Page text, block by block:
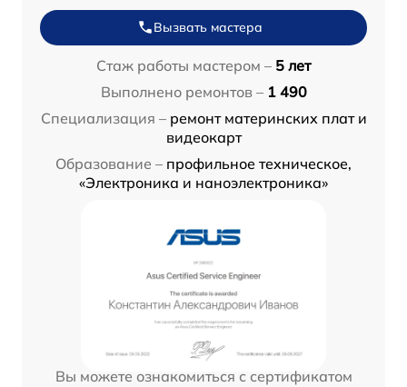
Вызвать мастера
Стаж работы мастером – 5 лет
Выполнено ремонтов – 1 490
Специализация – ремонт материнских плат и
видеокарт
Образование – профильное техническое,
«Электроника и наноэлектроника»
Вы можете ознакомиться с сертификатом